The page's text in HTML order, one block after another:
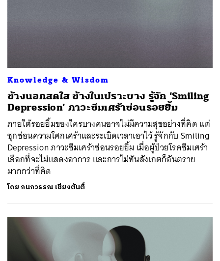
Knowledge & Wisdom
ข้างนอกสดใส ข้างในเปราะบาง รู้จัก ‘Smiling
Depression’ ภาวะซึมเศร้าซ่อนรอยยิ้ม
ภายใต้รอยยิ้มของใครบางคนอาจไม่มีความสุขอย่างที่คิด แต่
ซุกซ่อนความโศกเศร้าและระเบิดเวลาเอาไว้ รู้จักกับ Smiling
Depression ภาวะซึมเศร้าซ่อนรอยยิ้ม เมื่อผู้ป่วยโรคซึมเศร้า
เลือกที่จะไม่แสดงอาการ และการไม่ทันสังเกตก็อันตราย
มากกว่าที่คิด
โดย กนกวรรณ เชียงตันติ์